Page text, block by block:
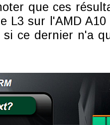
que ces
L3 sur l'AMD
si ce dernier n'a